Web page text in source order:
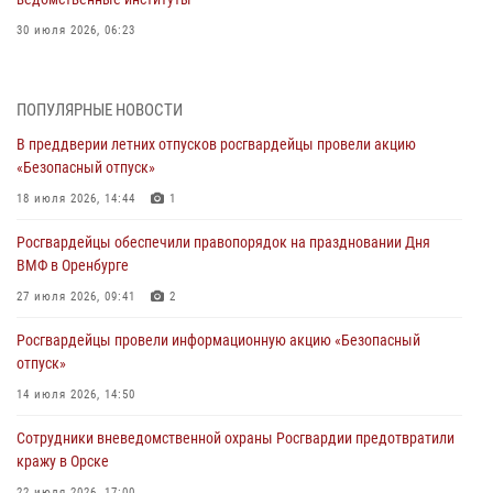
30 июля 2026, 06:23
28 июля 2026, 09:58 1
Росгвардейцы обеспечили правопорядок на праздновании Дня
ВМФ в Оренбурге
27 июля 2026, 09:41 2
Росгвардейцы предотвратили трагедию: спасен мужчина в тяжелой
жизненной ситуации (ВИДЕО)
26 июля 2026, 10:09 1
Росгвардейцы Оренбургской области проверили готовность детских
образовательных учреждений к новому учебному году
24 июля 2026, 09:32
Итоги работы Управления вневедомственной охраны Росгвардии
по Оренбургской области за первое полугодие 2026 года
ПОПУЛЯРНЫЕ НОВОСТИ
В преддверии летних отпусков росгвардейцы провели акцию
«Безопасный отпуск»
18 июля 2026, 14:44 1
Росгвардейцы обеспечили правопорядок на праздновании Дня
ВМФ в Оренбурге
27 июля 2026, 09:41 2
Росгвардейцы провели информационную акцию «Безопасный
отпуск»
14 июля 2026, 14:50
Сотрудники вневедомственной охраны Росгвардии предотвратили
кражу в Орске